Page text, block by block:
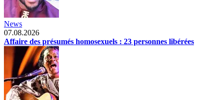
News
07.08.2026
Affaire des présumés homosexuels : 23 personnes libérées